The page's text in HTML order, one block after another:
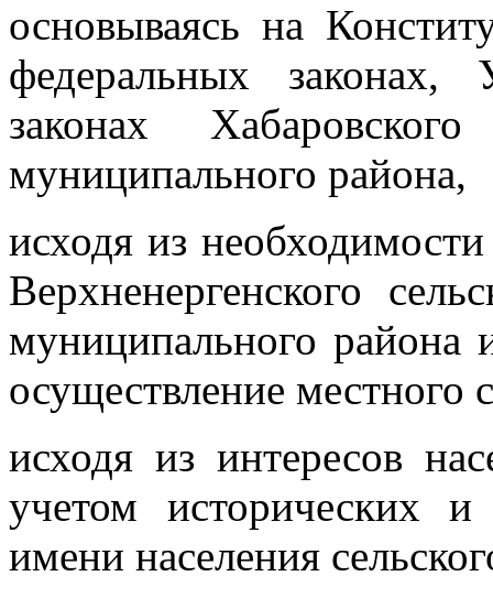
основываясь на
федеральных законах,
законах
муниципального района,
исходя из необходимости
Верхненергенского
муниципального района
осуществление местного
исходя из интересов
учетом исторических
имени населения